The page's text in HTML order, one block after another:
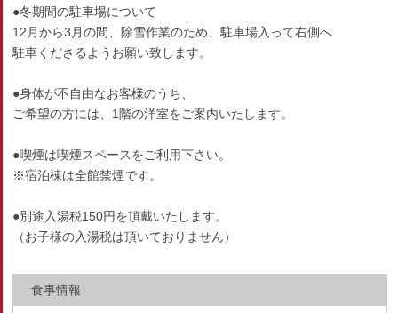
●冬期間の駐車場について
12月から3月の間、除雪作業のため、駐車場入って右側へ
駐車くださるようお願い致します。
●身体が不自由なお客様のうち、
ご希望の方には、1階の洋室をご案内いたします。
●喫煙は喫煙スペースをご利用下さい。
※宿泊棟は全館禁煙です。
●別途入湯税150円を頂戴いたします。
（お子様の入湯税は頂いておりません）
食事情報